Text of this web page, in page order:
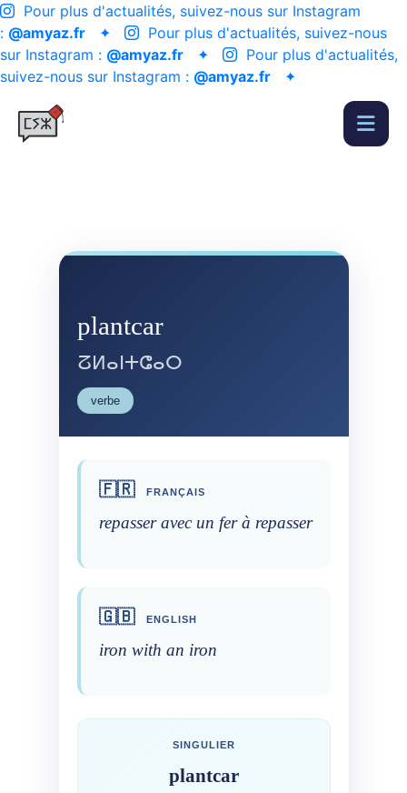
Pour plus d'actualités, suivez-nous sur Instagram
: @amyaz.fr ✦
Pour plus d'actualités, suivez-nous
sur Instagram : @amyaz.fr ✦
Pour plus d'actualités,
suivez-nous sur Instagram : @amyaz.fr ✦
plantcar
ⵒⵍⴰⵏⵜⵛⴰⵔ
verbe
🇫🇷 FRANÇAIS
repasser avec un fer à repasser
🇬🇧 ENGLISH
iron with an iron
SINGULIER
plantcar